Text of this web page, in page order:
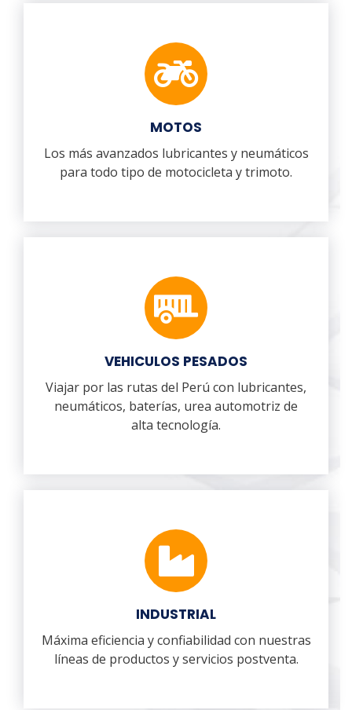
MOTOS
Los más avanzados lubricantes y neumáticos
para todo tipo de motocicleta y trimoto.
VEHICULOS PESADOS
Viajar por las rutas del Perú con lubricantes,
neumáticos, baterías, urea automotriz de
alta tecnología.
INDUSTRIAL
Máxima eficiencia y confiabilidad con nuestras
líneas de productos y servicios postventa.